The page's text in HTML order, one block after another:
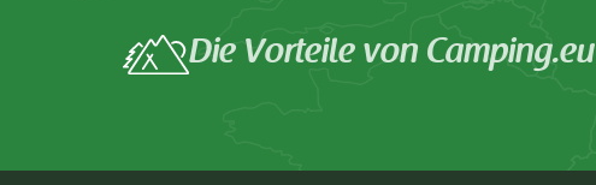
Die Vorteile von Camping.eu